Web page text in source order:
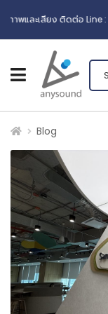
ะเสียง ติดต่อ Line :
เปิดเมนู
Blog